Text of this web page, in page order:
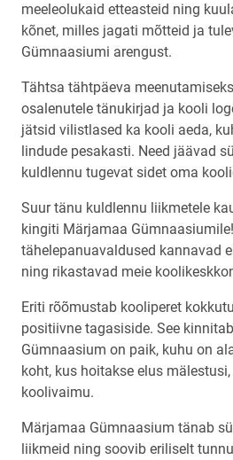
meeleolukaid etteasteid ning
kõnet, milles jagati mõtteid ja
Gümnaasiumi arengust.
Tähtsa tähtpäeva
osalenutele tänukirjad ja kooli
jätsid vilistlased ka kooli aeda,
lindude pesakasti. Need jäävad
kuldlennu tugevat sidet oma
Suur tänu kuldlennu liikmetele
kingiti Märjamaa
tähelepanuavaldused kannavad
ning rikastavad meie
Eriti rõõmustab kooliperet
positiivne tagasiside. See
Gümnaasium on paik, kuhu on
koht, kus hoitakse elus
koolivaimu.
Märjamaa Gümnaasium tänab
liikmeid ning soovib eriliselt